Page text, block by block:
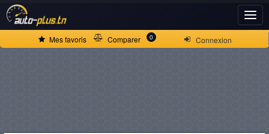
Connexion
Mes favoris Comparer 0
ACCUEIL